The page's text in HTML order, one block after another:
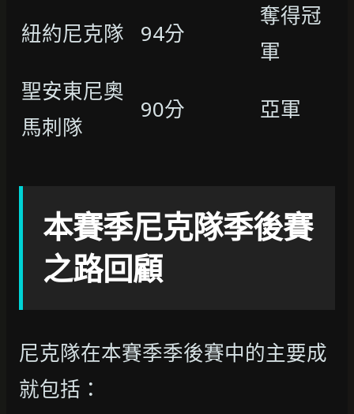
紐約尼克隊 94分
奪得冠
軍
聖安東尼奧
馬刺隊
90分 亞軍
本賽季尼克隊季後賽
之路回顧
尼克隊在本賽季季後賽中的主要成
就包括：